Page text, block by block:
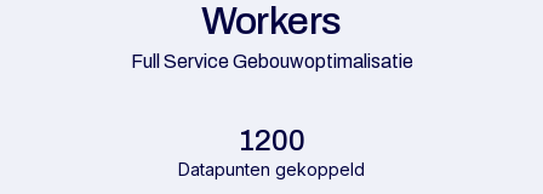
Workers
Full Service Gebouwoptimalisatie
1200
Datapunten gekoppeld